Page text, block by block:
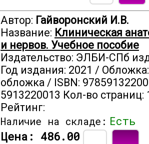
Автор: Гайворонский И.В.
Название: Клиническая
и нервов. Учебное пособие
Издательство: ЭЛБИ-СПб
Год издания: 2021 /
обложка / ISBN:
5913220013 Кол-во страниц:
Рейтинг:
Наличие на складе: Есть
Цена: 486.00